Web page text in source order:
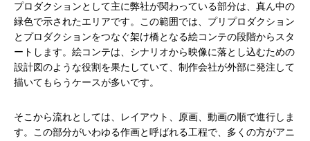
プロダクションとして主に弊社が関わっている部分は、真ん中の
緑色で示されたエリアです。この範囲では、プリプロダクション
とプロダクションをつなぐ架け橋となる絵コンテの段階からスタ
ートします。絵コンテは、シナリオから映像に落とし込むための
設計図のような役割を果たしていて、制作会社が外部に発注して
描いてもらうケースが多いです。
そこから流れとしては、レイアウト、原画、動画の順で進行しま
す。この部分がいわゆる作画と呼ばれる工程で、多くの方がアニ